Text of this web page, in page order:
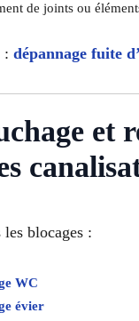
de joints ou
: dépannage fuite
et
blocages :
WC
évier